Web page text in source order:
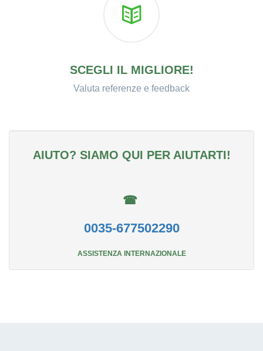
SCEGLI IL MIGLIORE!
Valuta referenze e feedback
AIUTO? SIAMO QUI PER AIUTARTI!
☎
0035-677502290
ASSISTENZA INTERNAZIONALE